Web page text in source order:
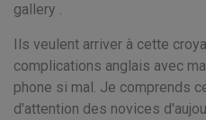
gallery .
Ils veulent arriver à cette
complications anglais avec
phone si mal. Je comprends
d'attention des novices